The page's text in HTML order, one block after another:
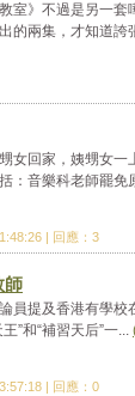
室》不過是另一套
的兩集，才知道誇
回家，姨甥女一
：音樂科老師罷免
| 回應：3
師
提及香港有學校
”和“補習天后”一...
| 回應：0